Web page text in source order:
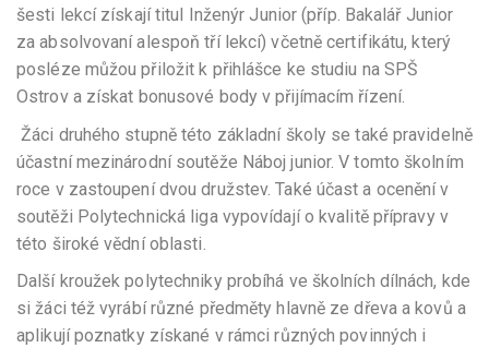
šesti lekcí získají titul Inženýr Junior (příp. Bakalář Junior
za absolvovaní alespoň tří lekcí) včetně certifikátu, který
posléze můžou přiložit k přihlášce ke studiu na SPŠ
Ostrov a získat bonusové body v přijímacím řízení.
Žáci druhého stupně této základní školy se také pravidelně
účastní mezinárodní soutěže Náboj junior. V tomto školním
roce v zastoupení dvou družstev. Také účast a ocenění v
soutěži Polytechnická liga vypovídají o kvalitě přípravy v
této široké vědní oblasti.
Další kroužek polytechniky probíhá ve školních dílnách, kde
si žáci též vyrábí různé předměty hlavně ze dřeva a kovů a
aplikují poznatky získané v rámci různých povinných i